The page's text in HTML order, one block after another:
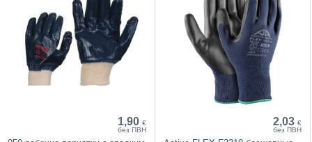
1,90 €
без ПВН
2,03 €
без ПВН